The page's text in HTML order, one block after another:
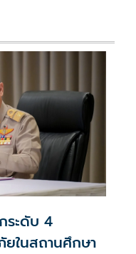
ระดับ 4
ในสถานศึกษา